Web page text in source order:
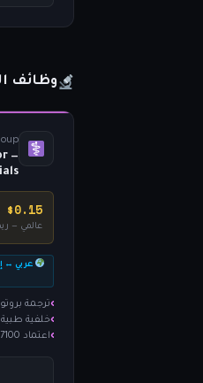
وظائف
—
$0.15 – $0.28/word
عالمي —
عربي ↔
ترجمة
خلفية طبية
اعتماد ISO 17100 أو شهادة طبية ميزة